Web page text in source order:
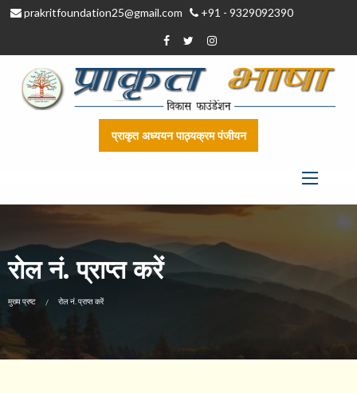
prakritfoundation25@gmail.com +91 - 9329092390
प्राकृत अध्ययन पाठ्यक्रम पंजीयन
रोल नं. प्राप्त करें
मुख्य प्रष्ट CURRENT:
रोल नं. प्राप्त करें